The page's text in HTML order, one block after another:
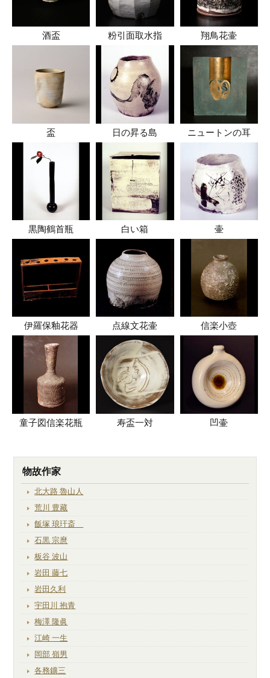
酒盃 粉引面取水指 翔鳥花壷
盃 日の昇る島 ニュートンの耳
黒陶鶴首瓶 白い箱 壷
伊羅保釉花器 点線文花壷 信楽小壺
童子図信楽花瓶 寿盃一対 凹壷
物故作家
北大路 魯山人
荒川 豊藏
飯塚 琅玕斎
石黒 宗麿
板谷 波山
岩田 藤七
岩田久利
宇田川 抱青
梅澤 隆眞
江崎 一生
岡部 嶺男
各務鑛三